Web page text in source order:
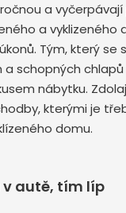
a
a vyklizeného
Tým, který se
a schopných
nábytku.
kterými je
domu.
autě, tím líp